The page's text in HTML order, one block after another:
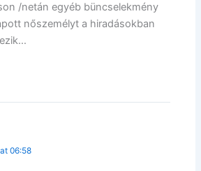
/netán egyéb büncselekmény
nőszemélyt a hiradásokban
06:58